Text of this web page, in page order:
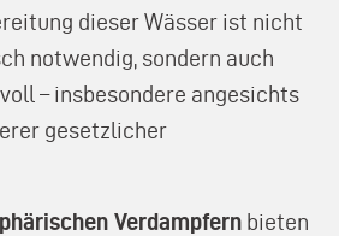
dieser Wässer ist nicht
notwendig, sondern auch
– insbesondere angesichts
gesetzlicher
Verdampfern bieten